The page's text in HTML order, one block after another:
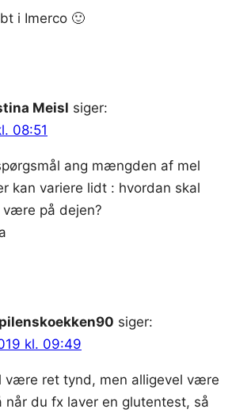
i Imerco 🙂
Meisl siger:
08:51
ang mængden af mel
kan variere lidt : hvordan skal
være på dejen?
pilenskoekken90 siger:
kl. 09:49
være ret tynd, men alligevel være
du fx laver en glutentest, så